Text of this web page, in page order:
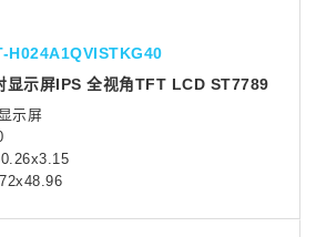
H024A1QVISTKG40
显示屏IPS 全视角TFT LCD ST7789
示屏